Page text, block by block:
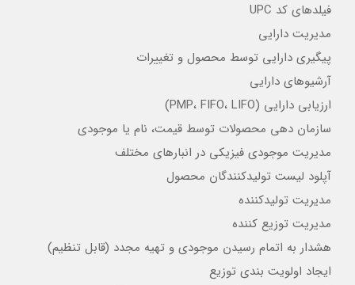
فیلدهای کد UPC
مدیریت دارایی
پیگیری دارایی توسط محصول و تغییرات
آرشیوهای دارایی
ارزیابی دارایی (PMP، FIFO، LIFO)
سازمان دهی محصولات توسط قیمت، نام یا موجودی
مدیریت موجودی فیزیکی در انبارهای مختلف
آپلود لیست تولیدکنندگان محصول
مدیریت تولیدکننده
مدیریت توزیع کننده
هشدار به اتمام رسیدن موجودی و تهیه مجدد (قابل تنظیم)
ایجاد اولویت بندی توزیع